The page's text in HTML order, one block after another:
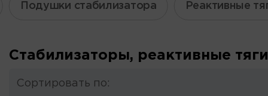
Подушки стабилизатора Реактивные
Стабилизаторы, реактивные тяги
Сортировать по: